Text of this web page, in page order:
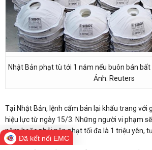
Nhật Bản phạt tù tới 1 năm nếu buôn bán
Ảnh: Reuters
Tại Nhật Bản, lệnh cấm bán lại khẩu trang với
hiệu lực từ ngày 15/3. Những người vi phạm
năm hoặc phải nộp phạt tối đa là 1 triệu yên,
9.700 USD.
Đã kết nối EMC